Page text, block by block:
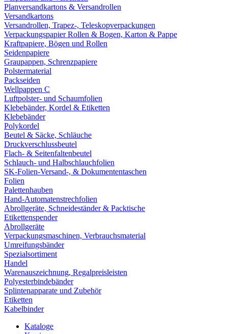
Planversandkartons & Versandrollen
Versandkartons
Versandrollen, Trapez-, Teleskopverpackungen
Verpackungspapier Rollen & Bogen, Karton & Pappe
Kraftpapiere, Bögen und Rollen
Seidenpapiere
Graupappen, Schrenzpapiere
Polstermaterial
Packseiden
Wellpappen C
Luftpolster- und Schaumfolien
Klebebänder, Kordel & Etiketten
Klebebänder
Polykordel
Beutel & Säcke, Schläuche
Druckverschlussbeutel
Flach- & Seitenfaltenbeutel
Schlauch- und Halbschlauchfolien
SK-Folien-Versand-, & Dokumententaschen
Folien
Palettenhauben
Hand-Automatenstrechfolien
Abrollgeräte, Schneideständer & Packtische
Etikettenspender
Abrollgeräte
Verpackungsmaschinen, Verbrauchsmaterial
Umreifungsbänder
Spezialsortiment
Handel
Warenauszeichnung, Regalpreisleisten
Polyesterbindebänder
Splintenapparate und Zubehör
Etiketten
Kabelbinder
Kataloge